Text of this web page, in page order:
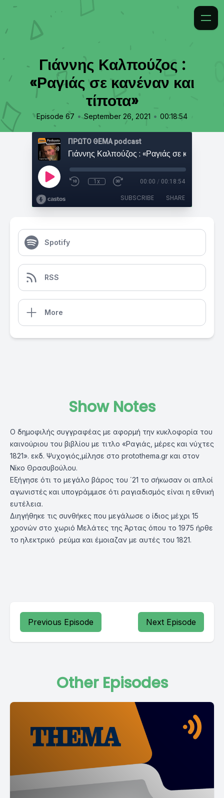
Γιάννης Καλπούζος :
«Ραγιάς σε κανέναν και
τίποτα»
Episode 67 • September 26, 2021 • 00:18:54
ΠΡΩΤΟ ΘΕΜΑ podcast
1x 00:00 / 00:18:54
SUBSCRIBE SHARE
Spotify
RSS
More
Show Notes
Ο δημοφιλής συγγραφέας με αφορμή την κυκλοφορία του
καινούριου του βιβλίου με τιτλο «Ραγιάς, μέρες και νύχτες
1821». εκδ. Ψυχογιός,μίλησε στο protothema.gr και στον
Νίκο Θρασυβούλου.
Εξήγησε ότι το μεγάλο βάρος του ΄21 το σήκωσαν οι απλοί
αγωνιστές και υπογράμμισε ότι ραγιαδισμός είναι η εθνική
ευτέλεια.
Διηγήθηκε τις συνθήκες που μεγάλωσε ο ίδιος μέχρι 15
χρονών στο χωριό Μελάτες της Άρτας όπου το 1975 ήρθε
το ηλεκτρικό ρεύμα και έμοιαζαν με αυτές του 1821.
Previous Episode Next Episode
Other Episodes